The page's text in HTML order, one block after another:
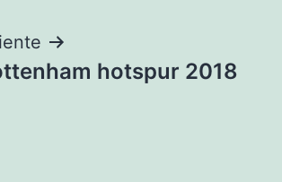
hotspur 2018